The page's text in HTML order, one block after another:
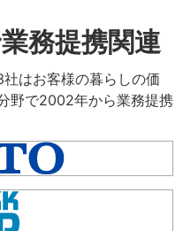
務提携関連
はお客様の暮らしの価
野で2002年から業務提携